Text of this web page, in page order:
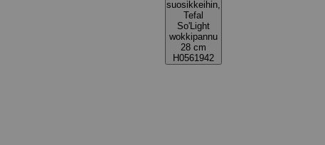
suosikkeihin,
Tefal
So'Light
wokkipannu
28 cm
H0561942